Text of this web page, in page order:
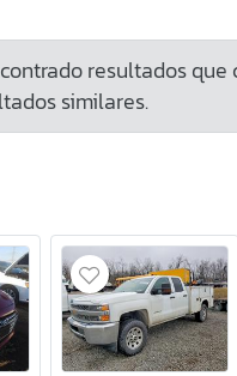
resultados
similares.